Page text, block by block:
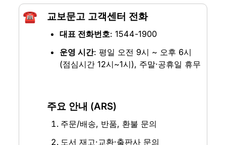
☎️ 교보문고 고객센터 전화
대표 전화번호: 1544-1900
운영 시간: 평일 오전 9시 ~ 오후 6시
(점심시간 12시~1시), 주말·공휴일 휴무
주요 안내 (ARS)
주문/배송, 반품, 환불 문의
도서 재고·교환·출판사 문의